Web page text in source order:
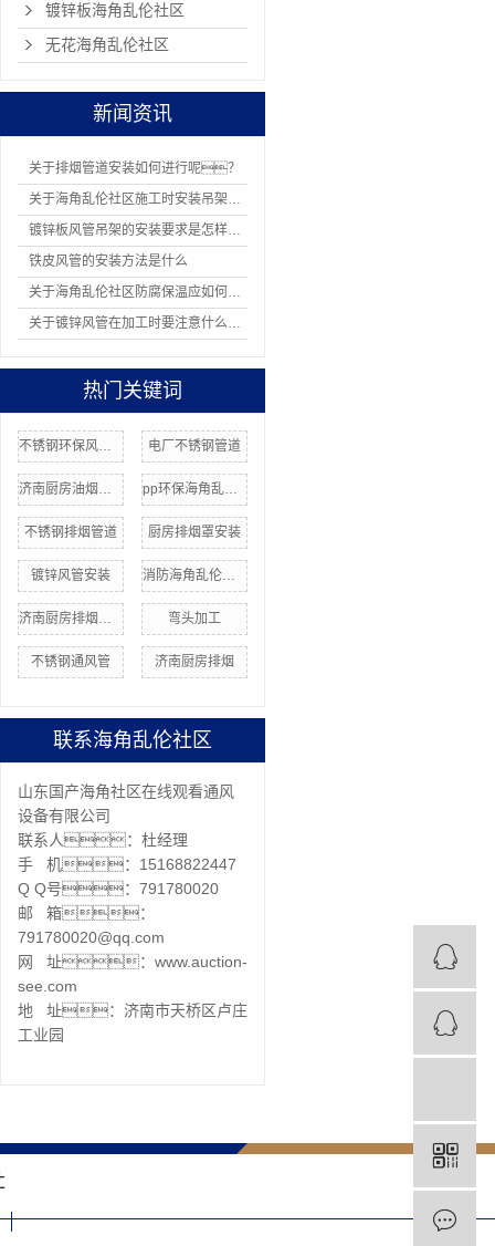
镀锌板海角乱伦社区
无花海角乱伦社区
新闻资讯
关于排烟管道安装如何进行呢？
关于海角乱伦社区施工时安装吊架有哪8项规定
镀锌板风管吊架的安装要求是怎样的？
铁皮风管的安装方法是什么
关于海角乱伦社区防腐保温应如何操作
关于镀锌风管在加工时要注意什么问题
热门关键词
电厂不锈钢管道
不锈钢排烟管道 厨房排烟罩安装
镀锌风管安装
弯头加工
不锈钢通风管 济南厨房排烟
联系海角乱伦社区
山东国产海角社区在线观看通风
设备有限公司
联系人：杜经理
手 机：15168822447
Q Q号：791780020
邮 箱：
791780020@qq.com
网 址：www.auction-
see.com
地 址：济南市天桥区卢庄
工业园